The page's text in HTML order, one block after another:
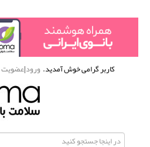
کاربر گرامی خوش آمدید.ورود|عضویت